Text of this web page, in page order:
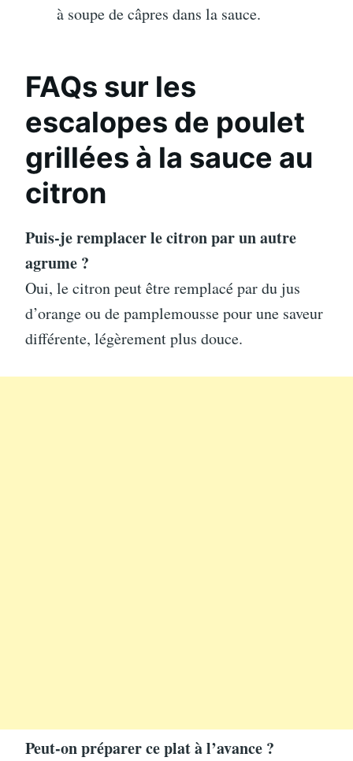
à soupe de câpres dans la sauce.
FAQs sur les
escalopes de poulet
grillées à la sauce au
citron
Puis-je remplacer le citron par un autre
agrume ?
Oui, le citron peut être remplacé par du jus
d’orange ou de pamplemousse pour une saveur
différente, légèrement plus douce.
Peut-on préparer ce plat à l’avance ?